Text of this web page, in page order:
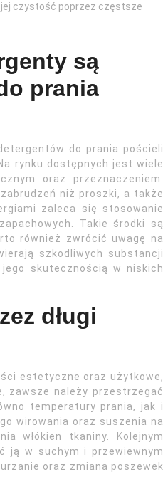
czystość poprzez częstsze
są
prania
do prania pościeli
rynku dostępnych jest wiele
oraz przeznaczeniem.
niż proszki, a także
zaleca się stosowanie
Takie środki są
również zwrócić uwagę na
szkodliwych substancji
skutecznością w niskich
długi
estetyczne oraz użytkowe,
zawsze należy przestrzegać
temperatury prania, jak i
wirowania oraz suszenia na
włókien tkaniny. Kolejnym
ją w suchym i przewiewnym
oraz zmiana poszewek